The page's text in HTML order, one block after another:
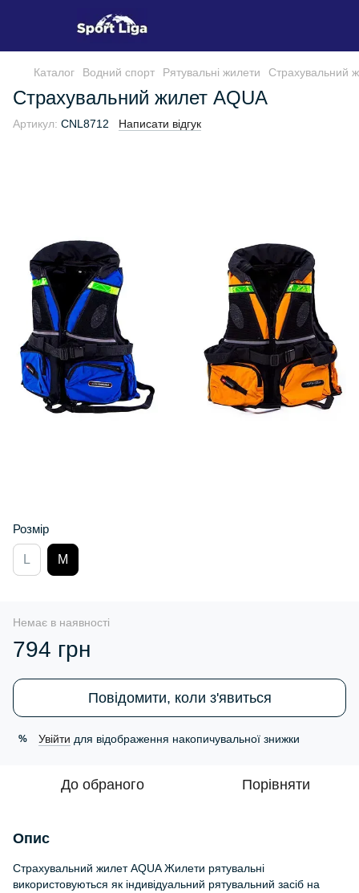
Каталог Водний спорт Рятувальні жилети Страхувальний
Страхувальний жилет AQUA
Артикул: CNL8712 Написати відгук
Розмір
L M
Немає в наявності
794 грн
Повідомити, коли з'явиться
% Увійти для відображення накопичувальної знижки
До обраного Порівняти
Опис
Страхувальний жилет AQUA Жилети рятувальні
використовуються як індивідуальний рятувальний засіб на